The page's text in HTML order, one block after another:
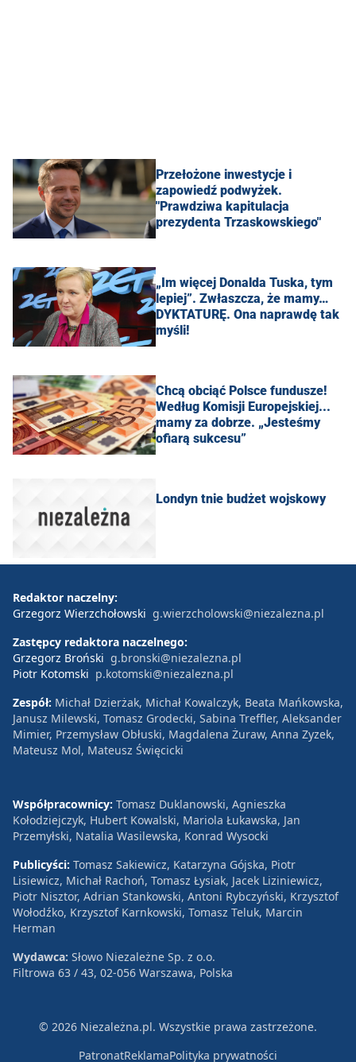
Przełożone inwestycje i
zapowiedź podwyżek.
"Prawdziwa kapitulacja
prezydenta Trzaskowskiego"
„Im więcej Donalda Tuska, tym
lepiej”. Zwłaszcza, że mamy…
DYKTATURĘ. Ona naprawdę tak
myśli!
Chcą obciąć Polsce fundusze!
Według Komisji Europejskiej...
mamy za dobrze. „Jesteśmy
ofiarą sukcesu”
Londyn tnie budżet wojskowy
Redaktor naczelny:
Grzegorz Wierzchołowski g.wierzcholowski@niezalezna.pl
Zastępcy redaktora naczelnego:
Grzegorz Broński g.bronski@niezalezna.pl
Piotr Kotomski p.kotomski@niezalezna.pl
Zespół: Michał Dzierżak, Michał Kowalczyk, Beata Mańkowska,
Janusz Milewski, Tomasz Grodecki, Sabina Treffler, Aleksander
Mimier, Przemysław Obłuski, Magdalena Żuraw, Anna Zyzek,
Mateusz Mol, Mateusz Święcicki
Współpracownicy: Tomasz Duklanowski, Agnieszka
Kołodziejczyk, Hubert Kowalski, Mariola Łukawska, Jan
Przemyłski, Natalia Wasilewska, Konrad Wysocki
Publicyści: Tomasz Sakiewicz, Katarzyna Gójska, Piotr
Lisiewicz, Michał Rachoń, Tomasz Łysiak, Jacek Liziniewicz,
Piotr Nisztor, Adrian Stankowski, Antoni Rybczyński, Krzysztof
Wołodźko, Krzysztof Karnkowski, Tomasz Teluk, Marcin
Herman
Wydawca: Słowo Niezależne Sp. z o.o.
Filtrowa 63 / 43, 02-056 Warszawa, Polska
© 2026 Niezależna.pl. Wszystkie prawa zastrzeżone.
PatronatReklamaPolityka prywatności